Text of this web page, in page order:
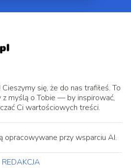
się, że do nas trafiłeś. To
myślą o Tobie — by inspirować,
Ci wartościowych treści.
opracowywane przy wsparciu AI.
REDAKCJA